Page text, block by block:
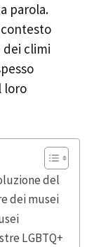
parola.
climi
loro
del
dei musei
LGBTQ+